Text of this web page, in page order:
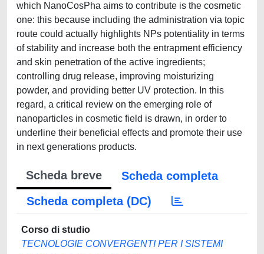
which NanoCosPha aims to contribute is the cosmetic
one: this because including the administration via topic
route could actually highlights NPs potentiality in terms
of stability and increase both the entrapment efficiency
and skin penetration of the active ingredients;
controlling drug release, improving moisturizing
powder, and providing better UV protection. In this
regard, a critical review on the emerging role of
nanoparticles in cosmetic field is drawn, in order to
underline their beneficial effects and promote their use
in next generations products.
Scheda breve
Scheda completa
Scheda completa (DC)
Corso di studio
TECNOLOGIE CONVERGENTI PER I SISTEMI